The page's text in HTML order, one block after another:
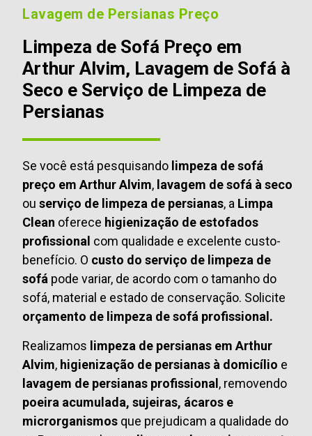
Lavagem de Persianas Preço
Limpeza de Sofá Preço em
Arthur Alvim, Lavagem de Sofá à
Seco e Serviço de Limpeza de
Persianas
Se você está pesquisando limpeza de sofá
preço em Arthur Alvim, lavagem de sofá à seco
ou serviço de limpeza de persianas, a Limpa
Clean oferece higienização de estofados
profissional com qualidade e excelente custo-
benefício. O custo do serviço de limpeza de
sofá pode variar, de acordo com o tamanho do
sofá, material e estado de conservação. Solicite
orçamento de limpeza de sofá profissional.
Realizamos limpeza de persianas em Arthur
Alvim, higienização de persianas à domicílio e
lavagem de persianas profissional, removendo
poeira acumulada, sujeiras, ácaros e
microrganismos que prejudicam a qualidade do